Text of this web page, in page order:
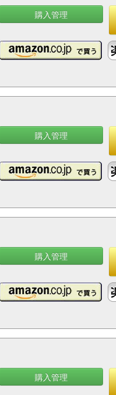
購入管理
購入管理
購入管理
購入管理